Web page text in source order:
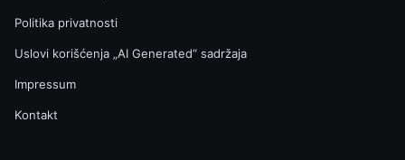
Politika privatnosti
Uslovi korišćenja „AI Generated“ sadržaja
Impressum
Kontakt